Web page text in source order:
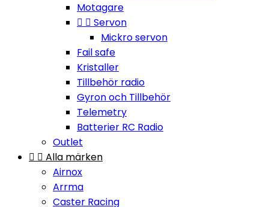
Motagare
  Servon
Mickro servon
Fail safe
Kristaller
Tillbehör radio
Gyron och Tillbehör
Telemetry
Batterier RC Radio
Outlet
  Alla märken
Airnox
Arrma
Caster Racing